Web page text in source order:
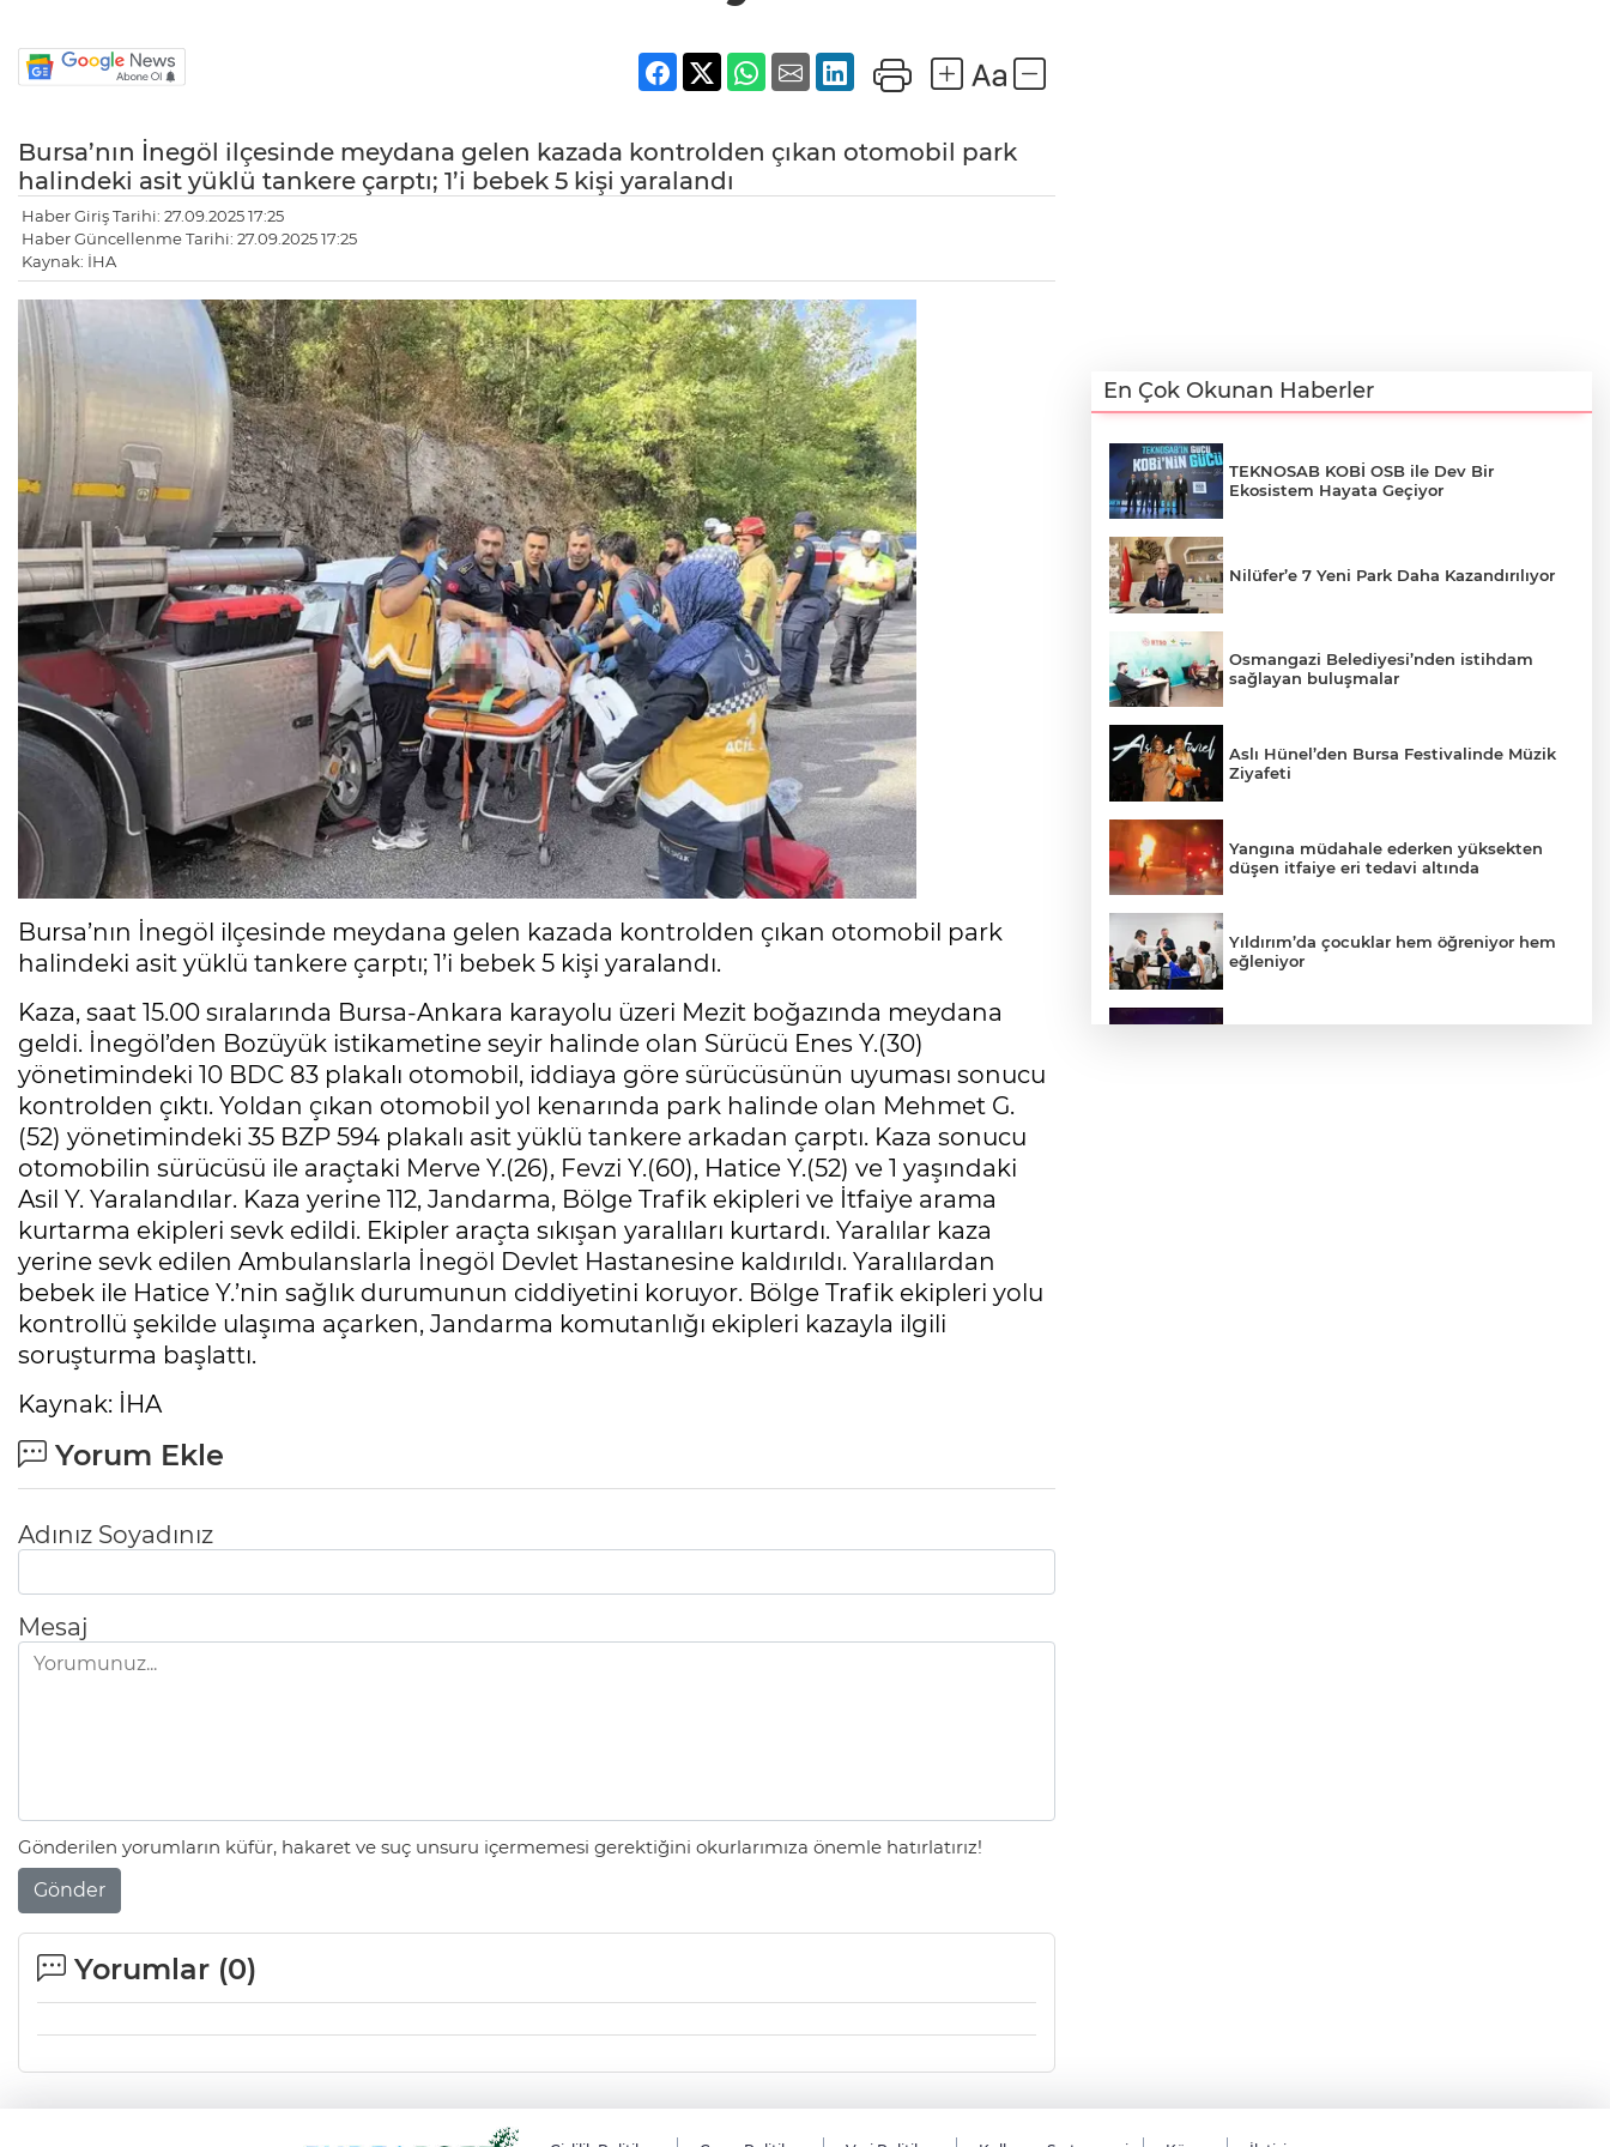
Bursa’nın İnegöl ilçesinde meydana gelen kazada kontrolden çıkan otomobil park
halindeki asit yüklü tankere çarptı; 1’i bebek 5 kişi yaralandı
Haber Giriş Tarihi: 27.09.2025 17:25
Haber Güncellenme Tarihi: 27.09.2025 17:25
Kaynak: İHA
Bursa’nın İnegöl ilçesinde meydana gelen kazada kontrolden çıkan otomobil park
halindeki asit yüklü tankere çarptı; 1’i bebek 5 kişi yaralandı.
Kaza, saat 15.00 sıralarında Bursa-Ankara karayolu üzeri Mezit boğazında meydana
geldi. İnegöl’den Bozüyük istikametine seyir halinde olan Sürücü Enes Y.(30)
yönetimindeki 10 BDC 83 plakalı otomobil, iddiaya göre sürücüsünün uyuması sonucu
kontrolden çıktı. Yoldan çıkan otomobil yol kenarında park halinde olan Mehmet G.
(52) yönetimindeki 35 BZP 594 plakalı asit yüklü tankere arkadan çarptı. Kaza sonucu
otomobilin sürücüsü ile araçtaki Merve Y.(26), Fevzi Y.(60), Hatice Y.(52) ve 1 yaşındaki
Asil Y. Yaralandılar. Kaza yerine 112, Jandarma, Bölge Trafik ekipleri ve İtfaiye arama
kurtarma ekipleri sevk edildi. Ekipler araçta sıkışan yaralıları kurtardı. Yaralılar kaza
yerine sevk edilen Ambulanslarla İnegöl Devlet Hastanesine kaldırıldı. Yaralılardan
bebek ile Hatice Y.’nin sağlık durumunun ciddiyetini koruyor. Bölge Trafik ekipleri yolu
kontrollü şekilde ulaşıma açarken, Jandarma komutanlığı ekipleri kazayla ilgili
soruşturma başlattı.
Kaynak: İHA
Yorum Ekle
Adınız Soyadınız
Mesaj
Gönderilen yorumların küfür, hakaret ve suç unsuru içermemesi gerektiğini okurlarımıza önemle hatırlatırız!
Gönder
Yorumlar (0)
En Çok Okunan Haberler
TEKNOSAB KOBİ OSB ile Dev Bir
Ekosistem Hayata Geçiyor
Nilüfer’e 7 Yeni Park Daha Kazandırılıyor
Osmangazi Belediyesi’nden istihdam
sağlayan buluşmalar
Aslı Hünel’den Bursa Festivalinde Müzik
Ziyafeti
Yangına müdahale ederken yüksekten
düşen itfaiye eri tedavi altında
Yıldırım’da çocuklar hem öğreniyor hem
eğleniyor